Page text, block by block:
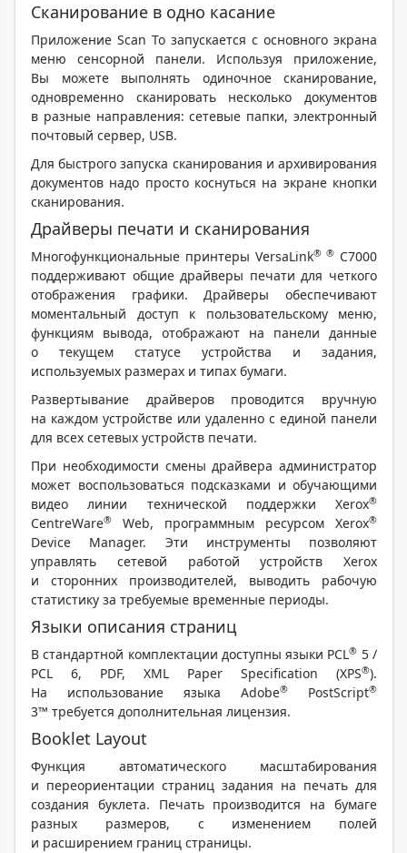
Сканирование в одно касание
Приложение Scan To запускается с основного экрана
меню сенсорной панели. Используя приложение,
Вы можете выполнять одиночное сканирование,
одновременно сканировать несколько документов
в разные направления: сетевые папки, электронный
почтовый сервер, USB.
Для быстрого запуска сканирования и архивирования
документов надо просто коснуться на экране кнопки
сканирования.
Драйверы печати и сканирования
Многофункциональные принтеры VersaLink® ® С7000
поддерживают общие драйверы печати для четкого
отображения графики. Драйверы обеспечивают
моментальный доступ к пользовательскому меню,
функциям вывода, отображают на панели данные
о текущем статусе устройства и задания,
используемых размерах и типах бумаги.
Развертывание драйверов проводится вручную
на каждом устройстве или удаленно с единой панели
для всех сетевых устройств печати.
При необходимости смены драйвера администратор
может воспользоваться подсказками и обучающими
видео линии технической поддержки Xerox®
CentreWare® Web, программным ресурсом Xerox®
Device Manager. Эти инструменты позволяют
управлять сетевой работой устройств Xerox
и сторонних производителей, выводить рабочую
статистику за требуемые временные периоды.
Языки описания страниц
В стандартной комплектации доступны языки PCL® 5 /
PCL 6, PDF, XML Paper Specification (XPS®).
На использование языка Adobe® PostScript®
3™ требуется дополнительная лицензия.
Booklet Layout
Функция автоматического масштабирования
и переориентации страниц задания на печать для
создания буклета. Печать производится на бумаге
разных размеров, с изменением полей
и расширением границ страницы.